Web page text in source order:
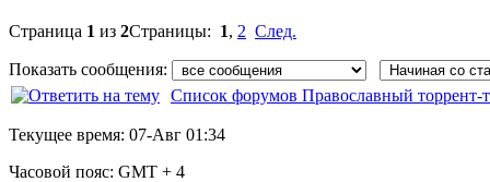
Страница 1 из 2Страницы: 1, 2 След.
Показать сообщения:
Список форумов Православный торрент-
Текущее время: 07-Авг 01:34
Часовой пояс: GMT + 4